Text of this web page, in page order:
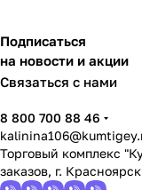
Подписаться
на новости и акции
Связаться с нами
8 800 700 88 46
Торговый комплекс
заказов, г.